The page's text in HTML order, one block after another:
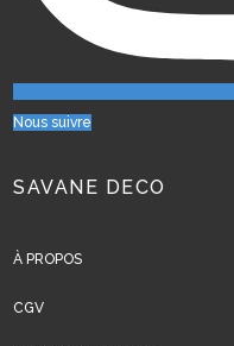
Nous suivre
SAVANE DECO
À PROPOS
CGV